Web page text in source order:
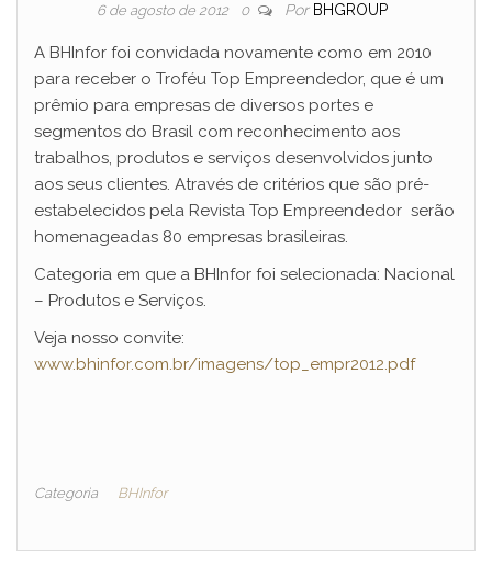
6 de agosto de 2012 0 Por BHGROUP
A BHInfor foi convidada novamente como em 2010
para receber o Troféu Top Empreendedor, que é um
prêmio para empresas de diversos portes e
segmentos do Brasil com reconhecimento aos
trabalhos, produtos e serviços desenvolvidos junto
aos seus clientes. Através de critérios que são pré-
estabelecidos pela Revista Top Empreendedor serão
homenageadas 80 empresas brasileiras.
Categoria em que a BHInfor foi selecionada: Nacional
– Produtos e Serviços.
Veja nosso convite:
www.bhinfor.com.br/imagens/top_empr2012.pdf
Categoria BHInfor